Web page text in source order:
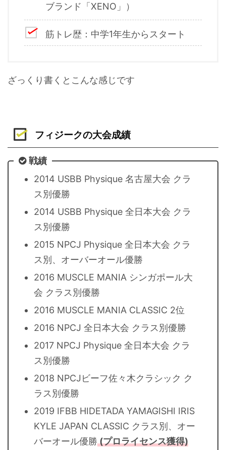
ブランド「XENO」）
筋トレ歴：中学1年生からスタート
ざっくり書くとこんな感じです
フィジークの大会成績
戦績
2014 USBB Physique 名古屋大会 クラ
ス別優勝
2014 USBB Physique 全日本大会 クラ
ス別優勝
2015 NPCJ Physique 全日本大会 クラ
ス別、オーバーオール優勝
2016 MUSCLE MANIA シンガポール大
会 クラス別優勝
2016 MUSCLE MANIA CLASSIC 2位
2016 NPCJ 全日本大会 クラス別優勝
2017 NPCJ Physique 全日本大会 クラ
ス別優勝
2018 NPCJビーフ佐々木クラシック ク
ラス別優勝
2019 IFBB HIDETADA YAMAGISHI IRIS
KYLE JAPAN CLASSIC クラス別、オー
バーオール優勝(プロライセンス獲得)